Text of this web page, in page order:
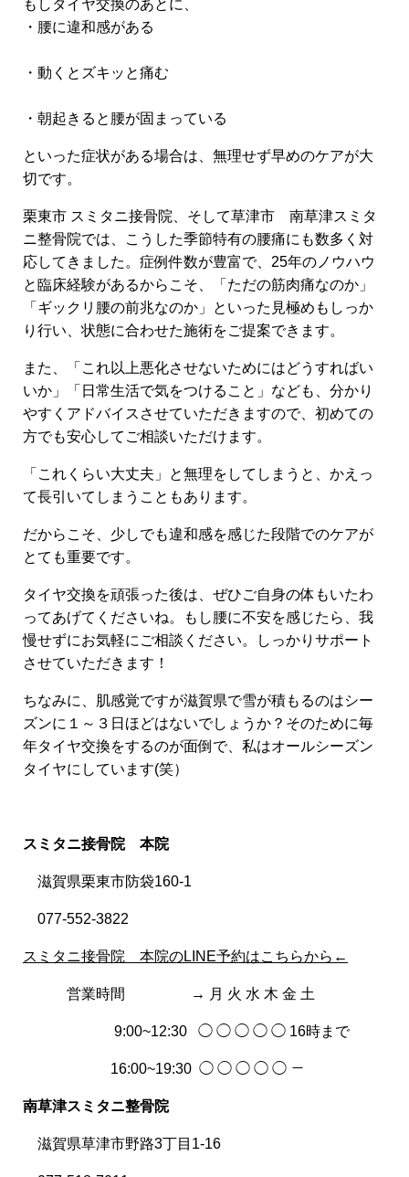
もしタイヤ交換のあとに、
・腰に違和感がある
・動くとズキッと痛む
・朝起きると腰が固まっている
といった症状がある場合は、無理せず早めのケアが大
切です。
栗東市 スミタニ接骨院、そして草津市 南草津スミタ
ニ整骨院では、こうした季節特有の腰痛にも数多く対
応してきました。症例件数が豊富で、25年のノウハウ
と臨床経験があるからこそ、「ただの筋肉痛なのか」
「ギックリ腰の前兆なのか」といった見極めもしっか
り行い、状態に合わせた施術をご提案できます。
また、「これ以上悪化させないためにはどうすればい
いか」「日常生活で気をつけること」なども、分かり
やすくアドバイスさせていただきますので、初めての
方でも安心してご相談いただけます。
「これくらい大丈夫」と無理をしてしまうと、かえっ
て長引いてしまうこともあります。
だからこそ、少しでも違和感を感じた段階でのケアが
とても重要です。
タイヤ交換を頑張った後は、ぜひご自身の体もいたわ
ってあげてくださいね。もし腰に不安を感じたら、我
慢せずにお気軽にご相談ください。しっかりサポート
させていただきます！
ちなみに、肌感覚ですが滋賀県で雪が積もるのはシー
ズンに１～３日ほどはないでしょうか？そのために毎
年タイヤ交換をするのが面倒で、私はオールシーズン
タイヤにしています(笑）
スミタニ接骨院 本院
滋賀県栗東市防袋160-1
077-552-3822
スミタニ接骨院 本院のLINE予約はこちらから←
営業時間 → 月 火 水 木 金 土
9:00~12:30 ◯ ◯ ◯ ◯ ◯ 16時まで
16:00~19:30 ◯ ◯ ◯ ◯ ◯ －
南草津スミタニ整骨院
滋賀県草津市野路3丁目1-16